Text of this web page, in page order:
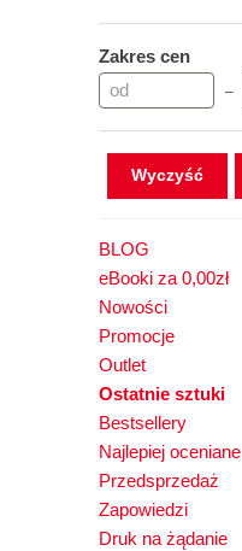
Zakres cen
–
Wyczyść
BLOG
eBooki za 0,00zł
Nowości
Promocje
Outlet
Ostatnie sztuki
Bestsellery
Najlepiej oceniane
Przedsprzedaż
Zapowiedzi
Druk na żądanie